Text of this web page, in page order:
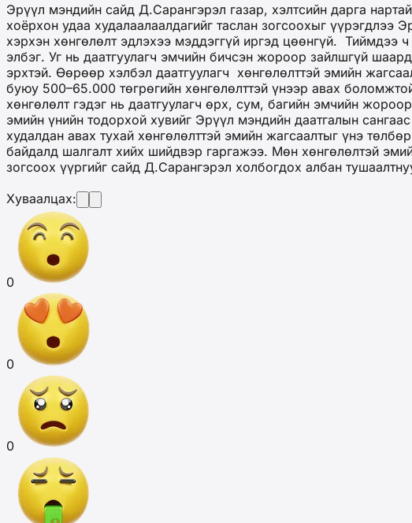
Эрүүл мэндийн сайд Д.Сарангэрэл газар, хэлтсийн дарга
хоёрхон удаа худалаалаалдагийг таслан зогсоохыг
хэрхэн хөнгөлөлт эдлэхээ мэддэггүй иргэд цөөнгүй. Тиймдээ
элбэг. Уг нь даатгуулагч эмчийн бичсэн жороор зайлшгүй
эрхтэй. Өөрөөр хэлбэл даатгуулагч хөнгөлөлттэй эмийн
буюу 500–65.000 төгрөгийн хөнгөлөлттэй үнээр авах
хөнгөлөлт гэдэг нь даатгуулагч өрх, сум, багийн эмчийн
эмийн үнийн тодорхой хувийг Эрүүл мэндийн даатгалын
худалдан авах тухай хөнгөлөлттэй эмийн жагсаалтыг үнэ
байдалд шалгалт хийх шийдвэр гаргажээ. Мөн хөнгөлөлтэй
зогсоох үүргийг сайд Д.Сарангэрэл холбогдох албан
Хуваалцах:
0
0
0